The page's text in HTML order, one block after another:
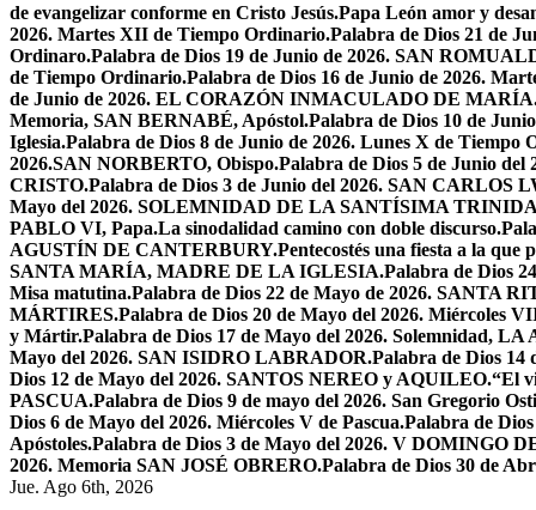
de evangelizar conforme en Cristo Jesús.Papa León amor y
2026. Martes XII de Tiempo Ordinario.Palabra de Dios 21 de
Ordinaro.Palabra de Dios 19 de Junio de 2026. SAN
de Tiempo Ordinario.Palabra de Dios 16 de Junio de 2026.
de Junio de 2026. EL CORAZÓN INMACULADO DE
Memoria, SAN BERNABÉ, Apóstol.Palabra de Dios 10 de
Iglesia.Palabra de Dios 8 de Junio de 2026. Lunes X de Tiempo
2026.SAN NORBERTO, Obispo.Palabra de Dios 5 de Junio
CRISTO.Palabra de Dios 3 de Junio del 2026. SAN CARLOS
Mayo del 2026. SOLEMNIDAD DE LA SANTÍSIMA
PABLO VI, Papa.La sinodalidad camino con doble discurso.
AGUSTÍN DE CANTERBURY.Pentecostés una fiesta a la que
SANTA MARÍA, MADRE DE LA IGLESIA.Palabra de Dios
Misa matutina.Palabra de Dios 22 de Mayo de 2026. SANTA
MÁRTIRES.Palabra de Dios 20 de Mayo del 2026. Miércoles
y Mártir.Palabra de Dios 17 de Mayo del 2026. Solemnidad,
Mayo del 2026. SAN ISIDRO LABRADOR.Palabra de Dios 14
Dios 12 de Mayo del 2026. SANTOS NEREO y AQUILEO.“El
PASCUA.Palabra de Dios 9 de mayo del 2026. San Gregorio
Dios 6 de Mayo del 2026. Miércoles V de Pascua.Palabra de
Apóstoles.Palabra de Dios 3 de Mayo del 2026. V DOMINGO
2026. Memoria SAN JOSÉ OBRERO.Palabra de Dios 30 de
Jue. Ago 6th, 2026